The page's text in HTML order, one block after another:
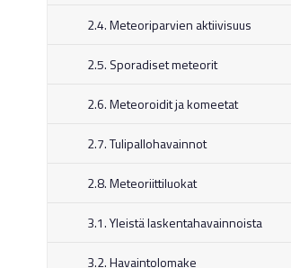
2.4. Meteoriparvien aktiivisuus
2.5. Sporadiset meteorit
2.6. Meteoroidit ja komeetat
2.7. Tulipallohavainnot
2.8. Meteoriittiluokat
3.1. Yleistä laskentahavainnoista
3.2. Havaintolomake